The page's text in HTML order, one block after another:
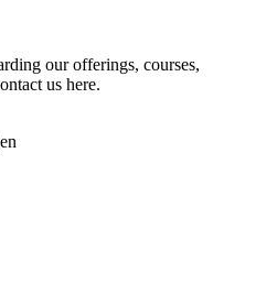
our offerings, courses,
us here.